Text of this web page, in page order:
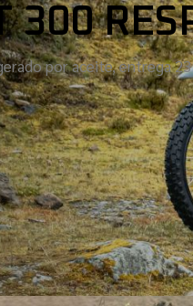
300
por aceite, entrega